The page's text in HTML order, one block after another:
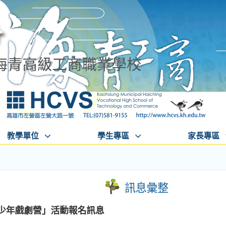
青高級工商職業學校
教學單位 學生專區 家長專區
訊息彙整
年戲劇營」活動報名訊息